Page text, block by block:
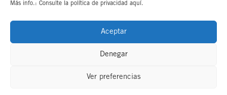
Más info.: Consulte la política de privacidad aquí.
Aceptar
Denegar
Ver preferencias
Canal interno